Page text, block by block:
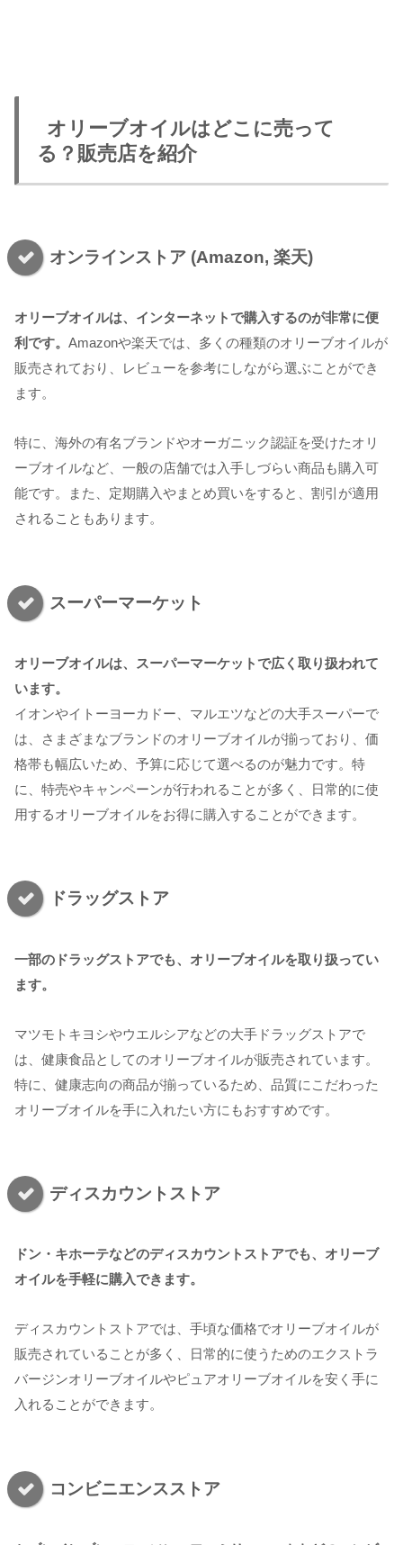
オリーブオイルはどこに売って
る？販売店を紹介
オンラインストア (Amazon, 楽天)
オリーブオイルは、インターネットで購入するのが非常に便
利です。 Amazonや楽天では、多くの種類のオリーブオイルが
販売されており、レビューを参考にしながら選ぶことができ
ます。
特に、海外の有名ブランドやオーガニック認証を受けたオリ
ーブオイルなど、一般の店舗では入手しづらい商品も購入可
能です。また、定期購入やまとめ買いをすると、割引が適用
されることもあります。
スーパーマーケット
オリーブオイルは、スーパーマーケットで広く取り扱われて
います。
イオンやイトーヨーカドー、マルエツなどの大手スーパーで
は、さまざまなブランドのオリーブオイルが揃っており、価
格帯も幅広いため、予算に応じて選べるのが魅力です。特
に、特売やキャンペーンが行われることが多く、日常的に使
用するオリーブオイルをお得に購入することができます。
ドラッグストア
一部のドラッグストアでも、オリーブオイルを取り扱ってい
ます。
マツモトキヨシやウエルシアなどの大手ドラッグストアで
は、健康食品としてのオリーブオイルが販売されています。
特に、健康志向の商品が揃っているため、品質にこだわった
オリーブオイルを手に入れたい方にもおすすめです。
ディスカウントストア
ドン・キホーテなどのディスカウントストアでも、オリーブ
オイルを手軽に購入できます。
ディスカウントストアでは、手頃な価格でオリーブオイルが
販売されていることが多く、日常的に使うためのエクストラ
バージンオリーブオイルやピュアオリーブオイルを安く手に
入れることができます。
コンビニエンスストア